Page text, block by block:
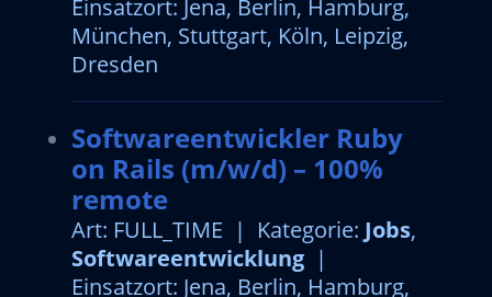
Einsatzort: Jena, Berlin, Hamburg,
München, Stuttgart, Köln, Leipzig,
Dresden
Softwareentwickler Ruby
on Rails (m/w/d) – 100%
remote
Art: FULL_TIME | Kategorie: Jobs,
Softwareentwicklung|
Einsatzort: Jena, Berlin, Hamburg,